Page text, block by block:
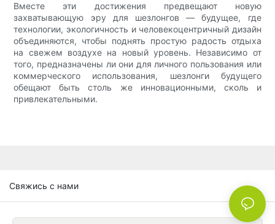
Вместе эти достижения предвещают новую
захватывающую эру для шезлонгов — будущее, где
технологии, экологичность и человекоцентричный дизайн
объединяются, чтобы поднять простую радость отдыха
на свежем воздухе на новый уровень. Независимо от
того, предназначены ли они для личного пользования или
коммерческого использования, шезлонги будущего
обещают быть столь же инновационными, сколь и
привлекательными.
Свяжись с нами